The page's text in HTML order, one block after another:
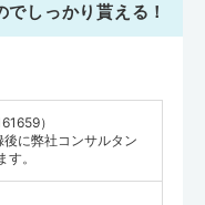
しっかり貰える！
）
に弊社コンサルタン
。